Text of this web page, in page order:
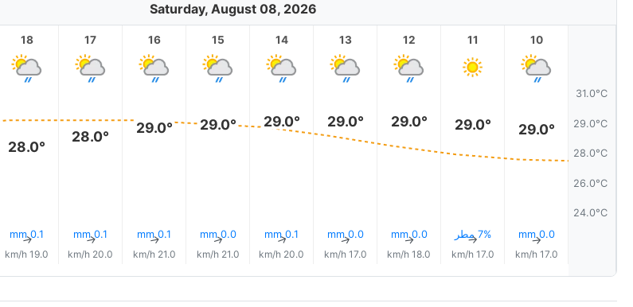
Saturday, August 08, 2026
31.0°C
29.0°C
28.0°C
26.0°C
24.0°C
10
29.0°
0.0 mm
↑
17.0 km/h
11
29.0°
7% مطر↑
17.0 km/h
12
29.0°
0.0 mm
↑
18.0 km/h
13
29.0°
0.0 mm
↑
17.0 km/h
14
29.0°
0.1 mm
↑
20.0 km/h
15
29.0°
0.0 mm
↑
21.0 km/h
16
29.0°
0.1 mm
↑
21.0 km/h
17
28.0°
0.1 mm
↑
20.0 km/h
18
28.0°
0.1 mm
↑
19.0 km/h